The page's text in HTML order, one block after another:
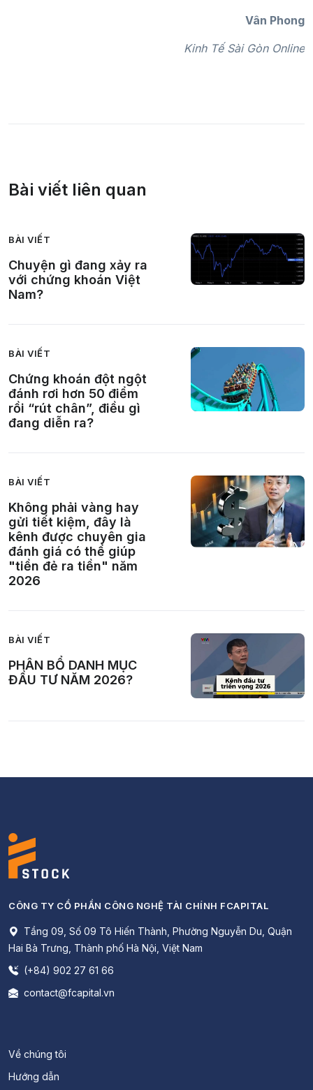
Vân Phong
Kinh Tế Sài Gòn Online
Bài viết liên quan
BÀI VIẾT
Chuyện gì đang xảy ra
với chứng khoán Việt
Nam?
BÀI VIẾT
Chứng khoán đột ngột
đánh rơi hơn 50 điểm
rồi “rút chân”, điều gì
đang diễn ra?
BÀI VIẾT
Không phải vàng hay
gửi tiết kiệm, đây là
kênh được chuyên gia
đánh giá có thể giúp
"tiền đẻ ra tiền" năm
2026
BÀI VIẾT
PHÂN BỔ DANH MỤC
ĐẦU TƯ NĂM 2026?
CÔNG TY CỔ PHẦN CÔNG NGHỆ TÀI CHÍNH FCAPITAL
Tầng 09, Số 09 Tô Hiến Thành, Phường Nguyễn Du, Quận
Hai Bà Trưng, Thành phố Hà Nội, Việt Nam
(+84) 902 27 61 66
contact@fcapital.vn
Về chúng tôi
Hướng dẫn